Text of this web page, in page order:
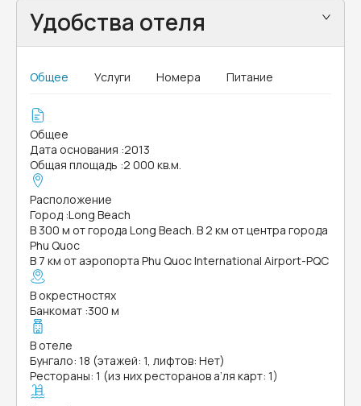
Удобства отеля
Общее Услуги Номера Питание
Общее
Дата основания :2013
Общая площадь :2 000 кв.м.
Расположение
Город :Long Beach
В 300 м от города Long Beach. В 2 км от центра города
Phu Quoc
В 7 км от аэропорта Phu Quoc International Airport-PQC
В окрестностях
Банкомат :300 м
В отеле
Бунгало: 18 (этажей: 1, лифтов: Нет)
Рестораны: 1 (из них ресторанов а’ля карт: 1)